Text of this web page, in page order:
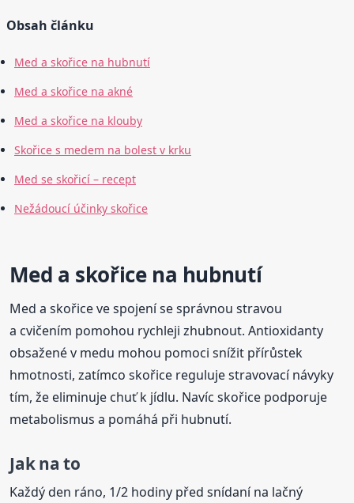
Obsah článku
Med a skořice na hubnutí
Med a skořice na akné
Med a skořice na klouby
Skořice s medem na bolest v krku
Med se skořicí – recept
Nežádoucí účinky skořice
Med a skořice na hubnutí
Med a skořice ve spojení se správnou stravou
a cvičením pomohou rychleji zhubnout. Antioxidanty
obsažené v medu mohou pomoci snížit přírůstek
hmotnosti, zatímco skořice reguluje stravovací návyky
tím, že eliminuje chuť k jídlu. Navíc skořice podporuje
metabolismus a pomáhá při hubnutí.
Jak na to
Každý den ráno, 1/2 hodiny před snídaní na lačný